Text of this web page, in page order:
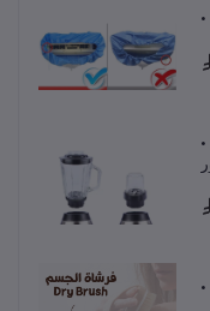
• خلاط سيلفر كريست مع مطحنة بن بضمان